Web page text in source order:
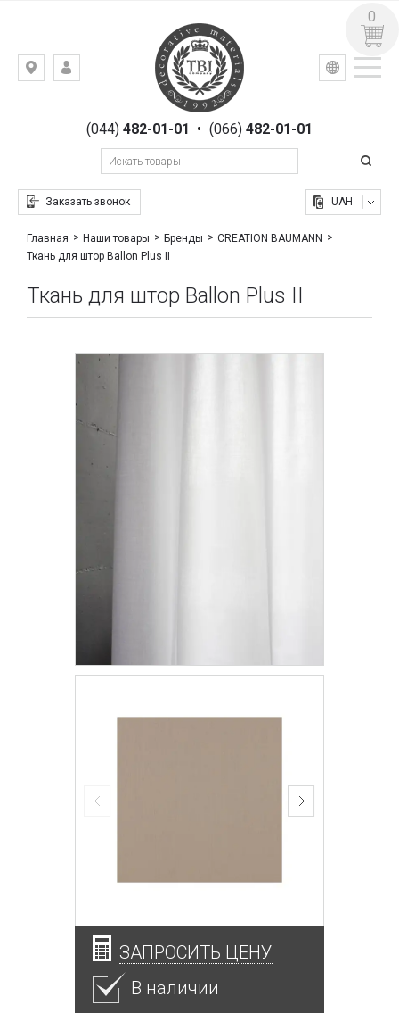
Киев,
Гоголевская,(044)482-01-01 • (066) 482-01-01
Заказать звонок
УКР РУС
UAH
0
Главная Наши товары Бренды
CREATION BAUMANN
Ткань для штор Ballon Plus II
Ткань для штор Ballon Plus II
ЗАПРОСИТЬ ЦЕНУ
В наличии